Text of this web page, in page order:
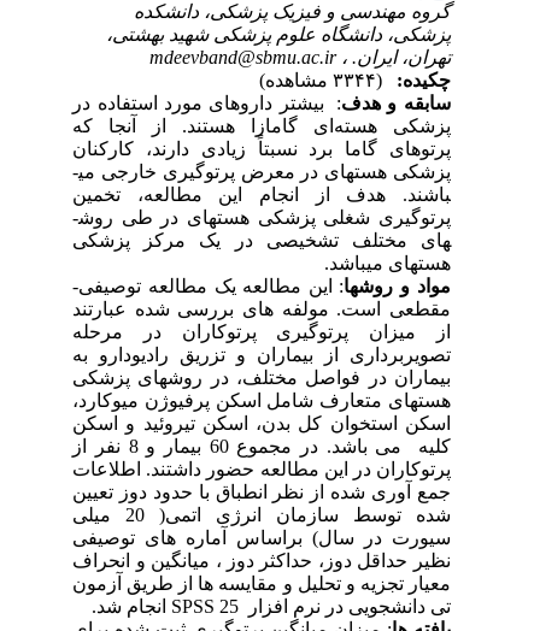
گروه مهندسی و فیزیک پزشکی، دانشکده
پزشکی، دانشگاه علوم پزشکی شهید بهشتی،
تهران، ایران. ، mdeevband@sbmu.ac.ir
چکیده:
سابقه و هدف: بیشتر داروهای مورد استفاده در
پزشکی هستهای گامازا هستند. از آنجا که
پرتوهای گاما برد نسبتاً زیادی دارند، کارکنان
پزشکی هسته­ای در معرض پرتوگیری خارجی می­
باشند. هدف از انجام این مطالعه، تخمین
پرتوگیری شغلی پزشکی هسته­ای در طی روش­
های مختلف تشخیصی در یک مرکز پزشکی
هسته­ای می­باشد.
مواد و روش­ها: این مطالعه یک مطالعه توصیفی-
مقطعی است. مولفه های بررسی شده عبارتند
از میزان پرتوگیری پرتوکاران در مرحله
تصویربرداری از بیماران و تزریق رادیودارو به
بیماران در فواصل مختلف، در روش­های پزشکی
هسته­ای متعارف شامل اسکن پرفیوژن میوکارد،
اسکن استخوان کل بدن، اسکن تیروئید و اسکن
کلیه می باشد. در مجموع 60 بیمار و 8 نفر از
پرتوکاران در این مطالعه حضور داشتند.اطلاعات
جمع آوری شده از نظر انطباق با حدود دوز تعیین
شده توسط سازمان انرژی اتمی( 20 میلی
سیورت در سال( براساس آماره های توصیفی
نظیر حداقل دوز، حداکثر دوز ، میانگین و انحراف
معیار تجزیه و تحلیل و مقایسه ها از طریق آزمون
تی دانشجویی در نرم افزار 25
SPSSانجام شد.